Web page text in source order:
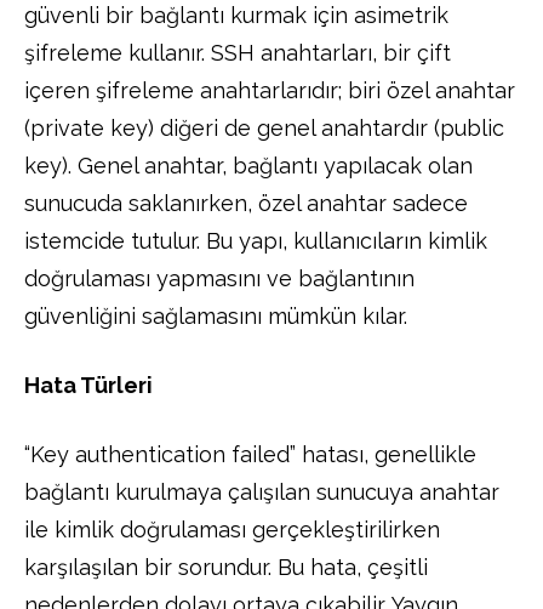
güvenli bir bağlantı kurmak için asimetrik
şifreleme kullanır. SSH anahtarları, bir çift
içeren şifreleme anahtarlarıdır; biri özel anahtar
(private key) diğeri de genel anahtardır (public
key). Genel anahtar, bağlantı yapılacak olan
sunucuda saklanırken, özel anahtar sadece
istemcide tutulur. Bu yapı, kullanıcıların kimlik
doğrulaması yapmasını ve bağlantının
güvenliğini sağlamasını mümkün kılar.
Hata Türleri
“Key authentication failed” hatası, genellikle
bağlantı kurulmaya çalışılan sunucuya anahtar
ile kimlik doğrulaması gerçekleştirilirken
karşılaşılan bir sorundur. Bu hata, çeşitli